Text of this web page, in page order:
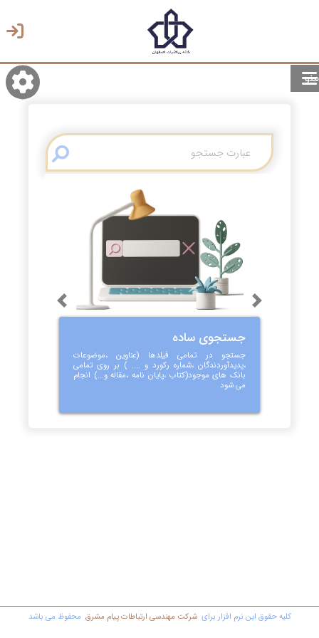
منو
انتخاب زبان
جستجوی ساده
جستجو در تمامی فیلدها (عناوین ،موضوعات
،پدیدآوردندگان ،شماره رکورد و .... ) بر روی تمامی
بانک های موجود(کتاب ،پایان نامه ،مقاله و...) انجام
می شود
Previous Next
کليه حقوق اين نرم افزار برای شرکت مهندسي ارتباطات پیام مشرق محفوظ مي باشد